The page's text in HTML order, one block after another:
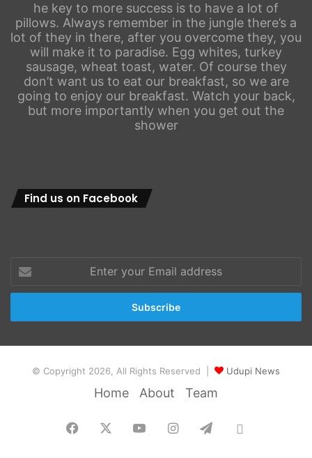
he key to more success is to have a lot of
pillows. Always remember in the jungle there’s a
lot of they in there, after you overcome they, you
will make it to paradise. Egg whites, turkey
sausage, wheat toast, water. Of course they
don’t want us to eat our breakfast, so we are
going to enjoy our breakfast. Watch your back,
but more importantly when you get out the
shower
Find us on Facebook
Enter
your
Email
© Copyright 2026, All Rights Reserved | Udupi News
Home About Team
Facebook YouTubeInstagram
Telegram